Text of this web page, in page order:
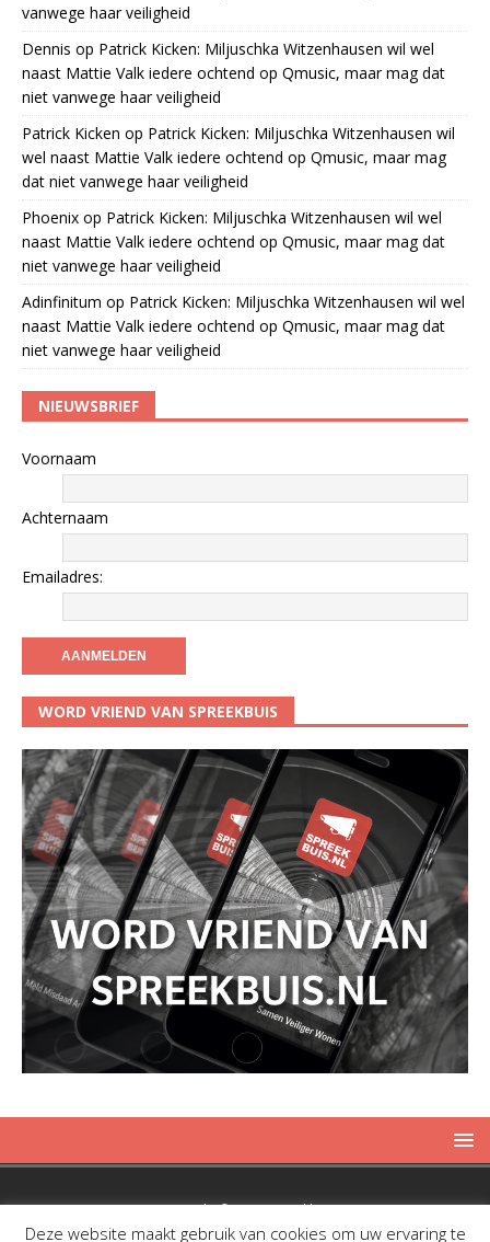
vanwege haar veiligheid
Dennis op Patrick Kicken: Miljuschka Witzenhausen wil wel
naast Mattie Valk iedere ochtend op Qmusic, maar mag dat
niet vanwege haar veiligheid
Patrick Kicken op Patrick Kicken: Miljuschka Witzenhausen wil
wel naast Mattie Valk iedere ochtend op Qmusic, maar mag
dat niet vanwege haar veiligheid
Phoenix op Patrick Kicken: Miljuschka Witzenhausen wil wel
naast Mattie Valk iedere ochtend op Qmusic, maar mag dat
niet vanwege haar veiligheid
Adinfinitum op Patrick Kicken: Miljuschka Witzenhausen wil wel
naast Mattie Valk iedere ochtend op Qmusic, maar mag dat
niet vanwege haar veiligheid
NIEUWSBRIEF
Voornaam
Achternaam
Emailadres:
WORD VRIEND VAN SPREEKBUIS
Copyright © 2019 Spreekbuis
Deze website maakt gebruik van cookies om uw ervaring te